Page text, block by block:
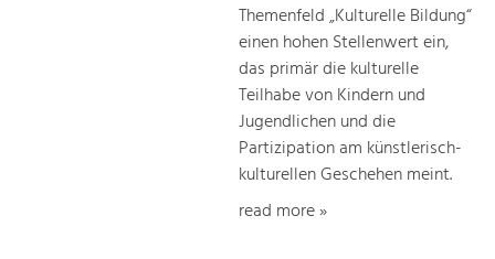
Themenfeld „Kulturelle Bildung“
einen hohen Stellenwert ein,
das primär die kulturelle
Teilhabe von Kindern und
Jugendlichen und die
Partizipation am künstlerisch-
kulturellen Geschehen meint.
read more »